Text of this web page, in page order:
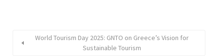
World Tourism Day 2025: GNTO on Greece’s Vision for
Sustainable Tourism